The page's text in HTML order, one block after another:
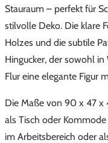
Stauraum – perfekt für
stilvolle Deko. Die klare
Holzes und die subtile
Hingucker, der sowohl
Flur eine elegante Figur
Die Maße von 90 x 47 x
als Tisch oder
im Arbeitsbereich oder